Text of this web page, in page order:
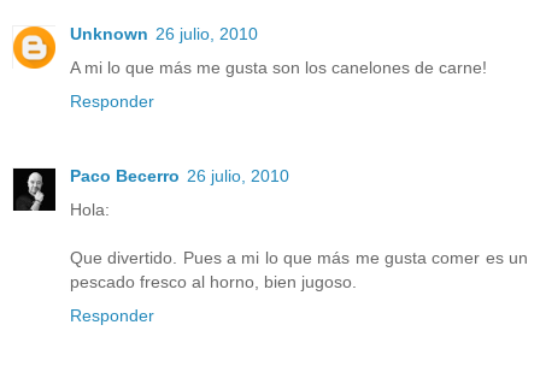
Unknown 26 julio, 2010
A mi lo que más me gusta son los canelones de carne!
Responder
Paco Becerro 26 julio, 2010
Hola:
Que divertido. Pues a mi lo que más me gusta comer es un
pescado fresco al horno, bien jugoso.
Responder